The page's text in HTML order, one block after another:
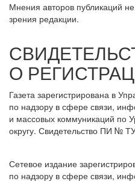
Мнения авторов публикаций
зрения редакции.
О
Газета зарегистрирована в
по надзору в сфере связи,
и массовых коммуникаций по
округу. Свидетельство ПИ №
Сетевое издание
по надзору в сфере связи,